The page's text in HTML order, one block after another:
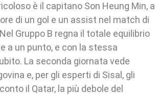
è il capitano Son Heung Min, a
di un gol e un assist nel match di
Gruppo B regna il totale equilibrio
a un punto, e con la stessa
La seconda giornata vede
e, per gli esperti di Sisal, gli
il Qatar, la più debole del